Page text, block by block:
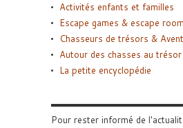
Activités enfants et familles
Escape games & escape
Chasseurs de trésors &
Autour des chasses au trésor
La petite encyclopédie
Pour rester informé de